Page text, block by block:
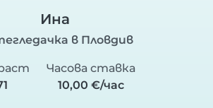
Ина
в Пловдив
Часова ставка
10,00 €/час